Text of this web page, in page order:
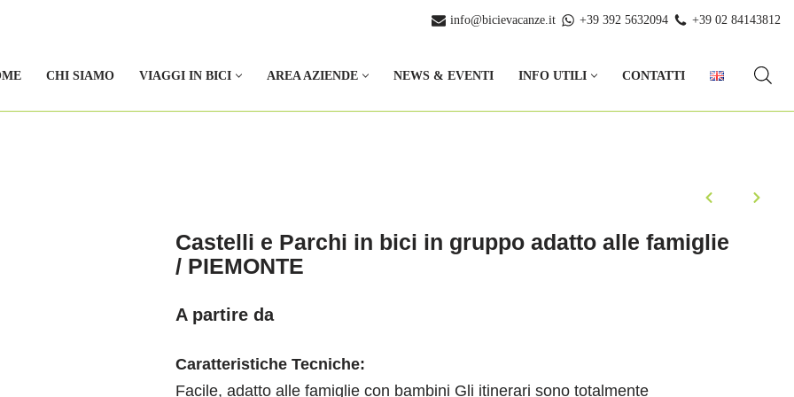
info@bicievacanze.it +39 392 5632094 +39 02 84143812
CHI SIAMO VIAGGI IN BICI AREA AZIENDE NEWS & EVENTI INFO UTILI CONTATTI
Castelli e Parchi in bici in gruppo adatto alle famiglie
/ PIEMONTE
A partire da
Caratteristiche Tecniche:
Facile, adatto alle famiglie con bambini Gli itinerari sono totalmente